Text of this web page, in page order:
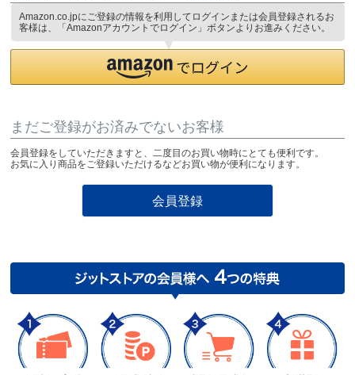
Amazon.co.jpにご登録の情報を利用してログインまたは会員登録されるお
客様は、「Amazonアカウントでログイン」ボタンよりお進みください。
まだご登録がお済みでないお客様
会員登録をしていただきますと、二度目のお買い物時にとても便利です。
お気に入り商品をご登録いただけるなどお買い物が便利になります。
会員登録